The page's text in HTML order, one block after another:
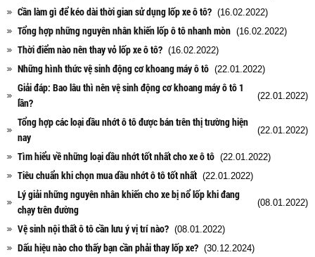
Cần làm gì để kéo dài thời gian sử dụng lốp xe ô tô? (16.02.2022)
Tổng hợp những nguyên nhân khiến lốp ô tô nhanh mòn (16.02.2022)
Thời điểm nào nên thay vỏ lốp xe ô tô? (16.02.2022)
Những hình thức vệ sinh động cơ khoang máy ô tô (22.01.2022)
Giải đáp: Bao lâu thì nên vệ sinh động cơ khoang máy ô tô 1
lần?
(22.01.2022)
Tổng hợp các loại dầu nhớt ô tô được bán trên thị trường hiện
nay
(22.01.2022)
Tìm hiểu về những loại dầu nhớt tốt nhất cho xe ô tô (22.01.2022)
Tiêu chuẩn khi chọn mua dầu nhớt ô tô tốt nhất (22.01.2022)
Lý giải những nguyên nhân khiến cho xe bị nổ lốp khi đang
chạy trên đường
(08.01.2022)
Vệ sinh nội thất ô tô cần lưu ý vị trí nào? (08.01.2022)
Dấu hiệu nào cho thấy bạn cần phải thay lốp xe? (30.12.2024)